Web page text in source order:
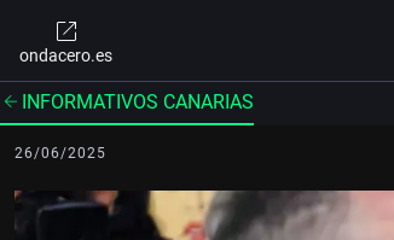
ondacero.es
INFORMATIVOS CANARIAS
26/06/2025